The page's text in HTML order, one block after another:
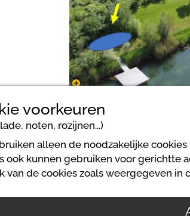
voorkeuren
noten, rozijnen...)
alleen de noodzakelijke
ook kunnen gebruiken voor gerichtte
van de cookies zoals weergegeven in